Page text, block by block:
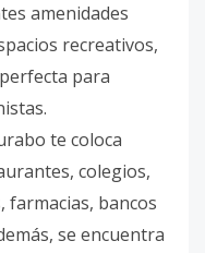
amenidades
recreativos,
para
te coloca
colegios,
farmacias, bancos
se encuentra